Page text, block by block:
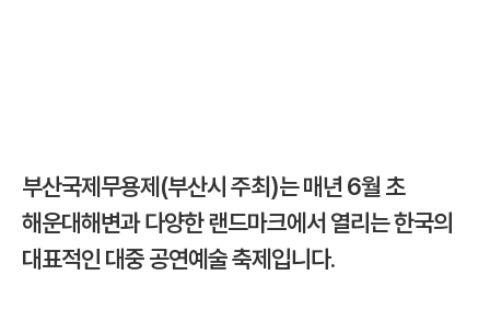
부산국제무용제(부산시 주최)는 매년 6월 초
해운대해변과 다양한 랜드마크에서 열리는 한국의
대표적인 대중 공연예술 축제입니다.